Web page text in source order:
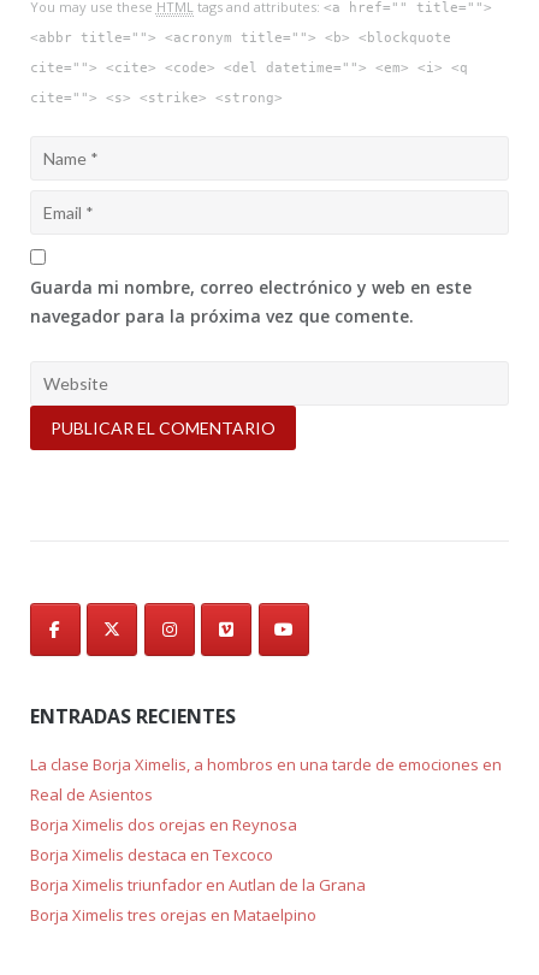
You may use these HTML tags and attributes: <a href="" title="">
<abbr title=""> <acronym title=""> <b> <blockquote
cite=""> <cite> <code> <del datetime=""> <em> <i> <q
cite=""> <s> <strike> <strong>
Guarda mi nombre, correo electrónico y web en este
navegador para la próxima vez que comente.
ENTRADAS RECIENTES
La clase Borja Ximelis, a hombros en una tarde de emociones en
Real de Asientos
Borja Ximelis dos orejas en Reynosa
Borja Ximelis destaca en Texcoco
Borja Ximelis triunfador en Autlan de la Grana
Borja Ximelis tres orejas en Mataelpino